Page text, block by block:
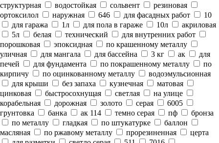
структурная
водостойкая сольвент
резиновая
ортоксилол
наружная 646 для фасадных работ
10
для гаража
1л для пола в гараже 10л
акриловая
5л
белая технический
для внутренних работ
порошковая
эпоксидная
по крашенному металлу
уличная
для мангала для бассейна 3 кг ак
для
печей
для фундамента по покрашенному металлу
по
кирпичу
по оцинкованному металлу
водоэмульсионная
для крыши
без запаха кузнечная
матовая
цинковая
быстросохнущая светлая
на улице
корабельная
дорожная золото серая
6005
грунтовка
банка ак 114 темно серая пф
бронза
по металлу
гладкая по штукатурке
баллон
масляная
по ржавому металлу прорезиненная
церта